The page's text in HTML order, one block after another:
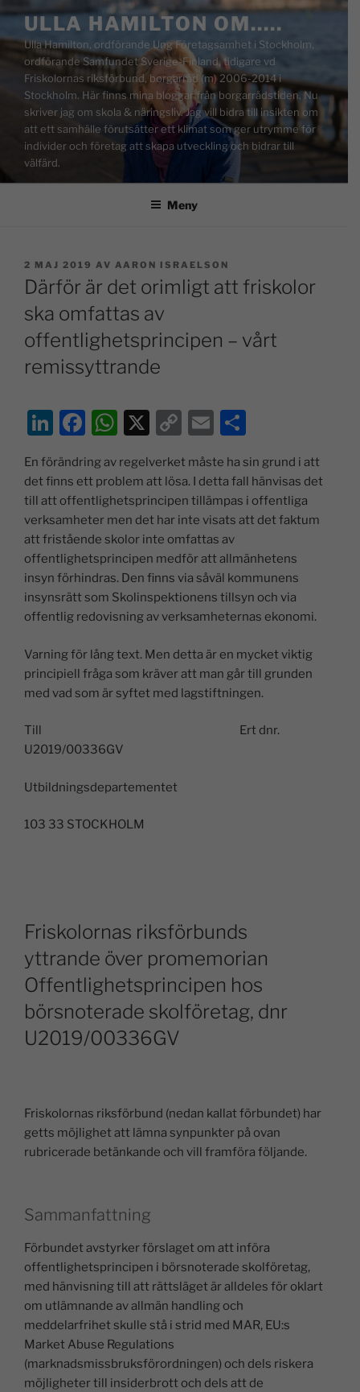
ULLA HAMILTON OM…..
Ulla Hamilton, ordförande Ung Företagsamhet i Stockholm,
ordförande Samfundet Sverige-Finland, tidigare vd
Friskolornas riksförbund, borgarråd (m) 2006-2014 i
Stockholm. Här finns mina bloggar från borgarrådstiden. Nu
skriver jag om skola & näringsliv. Jag vill bidra till insikten om
att ett samhälle förutsätter ett klimat som ger utrymme för
individer och företag att skapa utveckling och bidrar till
välfärd.
Meny
2 MAJ 2019 AV AARON ISRAELSON
Därför är det orimligt att friskolor
ska omfattas av
offentlighetsprincipen – vårt
remissyttrande
Li
k
e
dI
n
F
c
e
b
o
o
k
W
at
s
A
p
p
X
C
p
y
Li
n
k
E
ai
l
a
En förändring av regelverket måste ha sin grund i att
det finns ett problem att lösa. I detta fall hänvisas det
till att offentlighetsprincipen tillämpas i offentliga
verksamheter men det har inte visats att det faktum
att fristående skolor inte omfattas av
offentlighetsprincipen medför att allmänhetens
insyn förhindras. Den finns via såväl kommunens
insynsrätt som Skolinspektionens tillsyn och via
offentlig redovisning av verksamheternas ekonomi.
Varning för lång text. Men detta är en mycket viktig
principiell fråga som kräver att man går till grunden
med vad som är syftet med lagstiftningen.
Till Ert dnr.
U2019/00336GV
Utbildningsdepartementet
103 33 STOCKHOLM
Friskolornas riksförbunds
yttrande över promemorian
Offentlighetsprincipen hos
börsnoterade skolföretag, dnr
U2019/00336GV
Friskolornas riksförbund (nedan kallat förbundet) har
getts möjlighet att lämna synpunkter på ovan
rubricerade betänkande och vill framföra följande.
Sammanfattning
Förbundet avstyrker förslaget om att införa
offentlighetsprincipen i börsnoterade skolföretag,
med hänvisning till att rättsläget är alldeles för oklart
om utlämnande av allmän handling och
meddelarfrihet skulle stå i strid med MAR, EU:s
Market Abuse Regulations
(marknadsmissbruksförordningen) och dels riskera
möjligheter till insiderbrott och dels att de